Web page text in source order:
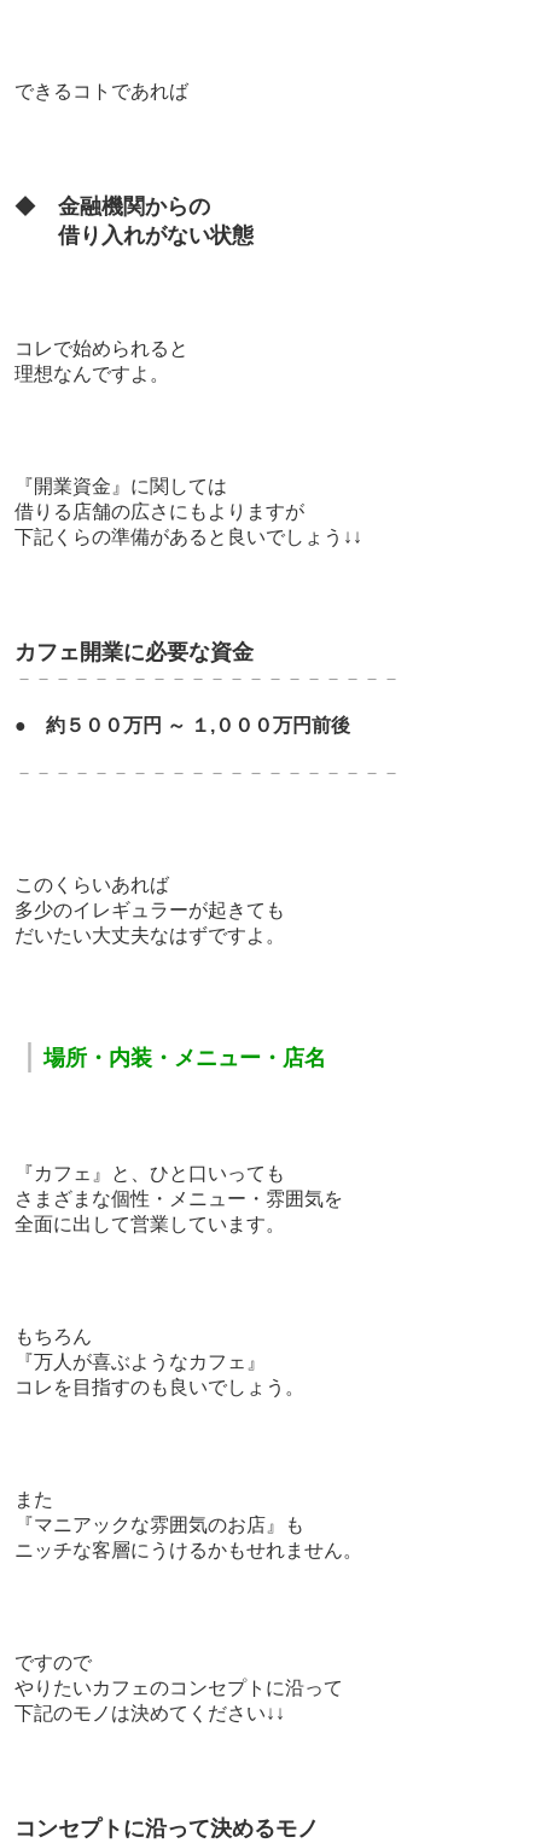
できるコトであれば
◆ 金融機関からの
借り入れがない状態
コレで始められると
理想なんですよ。
『開業資金』に関しては
借りる店舗の広さにもよりますが
下記くらの準備があると良いでしょう↓↓
カフェ開業に必要な資金
－－－－－－－－－－－－－－－－－－－－
● 約５００万円 ～ １,０００万円前後
－－－－－－－－－－－－－－－－－－－－
このくらいあれば
多少のイレギュラーが起きても
だいたい大丈夫なはずですよ。
｜場所・内装・メニュー・店名
『カフェ』と、ひと口いっても
さまざまな個性・メニュー・雰囲気を
全面に出して営業しています。
もちろん
『万人が喜ぶようなカフェ』
コレを目指すのも良いでしょう。
また
『マニアックな雰囲気のお店』も
ニッチな客層にうけるかもせれません。
ですので
やりたいカフェのコンセプトに沿って
下記のモノは決めてください↓↓
コンセプトに沿って決めるモノ